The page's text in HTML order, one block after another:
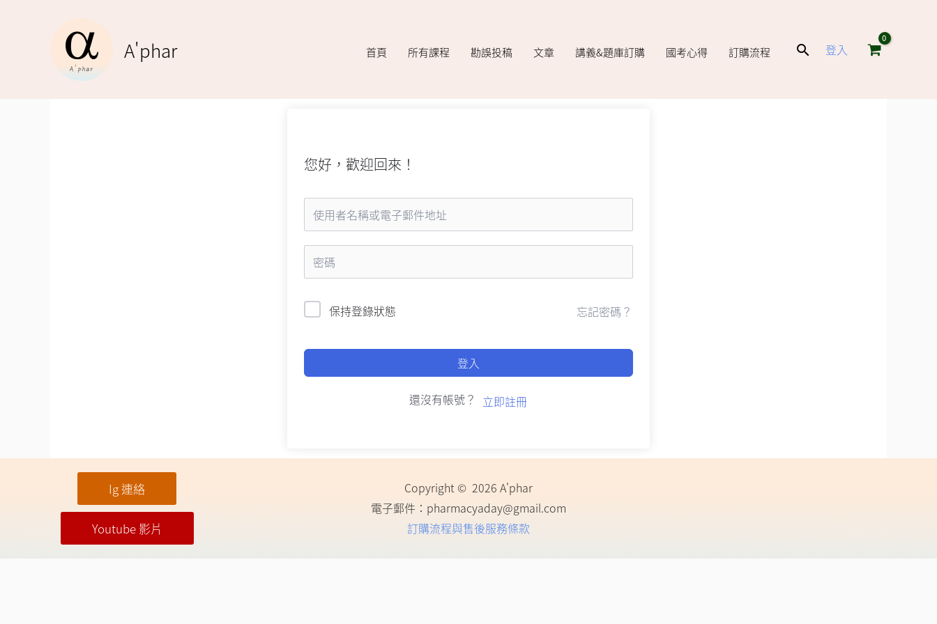
A'phar 首頁 所有課程 勘誤投稿 文章 講義&題庫訂購 國考心得 訂購流程
搜
登入
您好，歡迎回來！
保持登錄狀態 忘記密碼？
登入
還沒有帳號？ 立即註冊
Ig 連絡
Youtube 影片
Copyright © 2026 A'phar
電子郵件： pharmacyaday@gmail.com
訂購流程與售後服務條款